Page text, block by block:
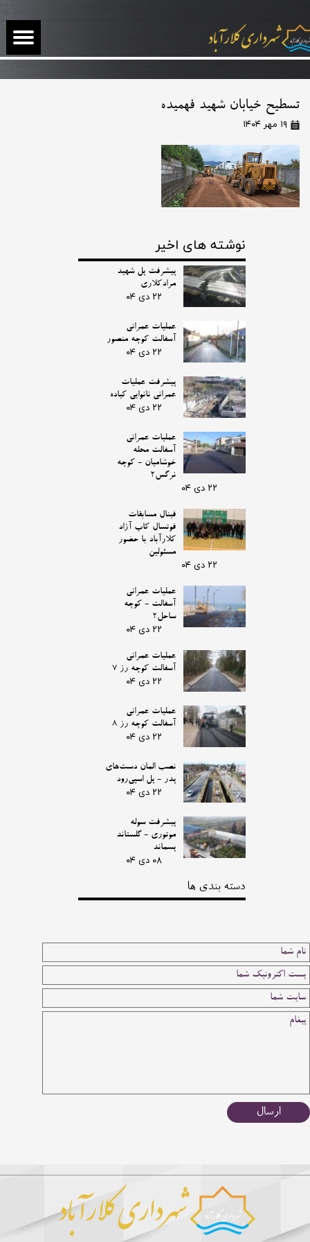
تسطیح خیابان شهید فهمیده
۱۹ مهر ۱۴۰۴
ارسال
نوشته های اخیر
پیشرفت پل شهید
مرادکلاری
۲۲ دی ۰۴
عملیات عمرانی
آسفالت کوچه منصور
۲۲ دی ۰۴
پیشرفت عملیات
عمرانی نانوایی کیاده
۲۲ دی ۰۴
عملیات عمرانی
آسفالت محله
خوشامیان - کوچه
نرگس2
۲۲ دی ۰۴
فینال مسابقات
فوتسال کاپ آزاد
کلارآباد با حضور
مسئولین
۲۲ دی ۰۴
عملیات عمرانی
آسفالت - کوچه
ساحل2
۲۲ دی ۰۴
عملیات عمرانی
آسفالت کوچه رز 7
۲۲ دی ۰۴
عملیات عمرانی
آسفالت کوچه رز 8
۲۲ دی ۰۴
نصب المان دست‌های
پدر - پل اسپی‌رود
۲۲ دی ۰۴
پیشرفت سوله
موتوری - گلستاند
پسماند
۰۸ دی ۰۴
دسته بندی ها